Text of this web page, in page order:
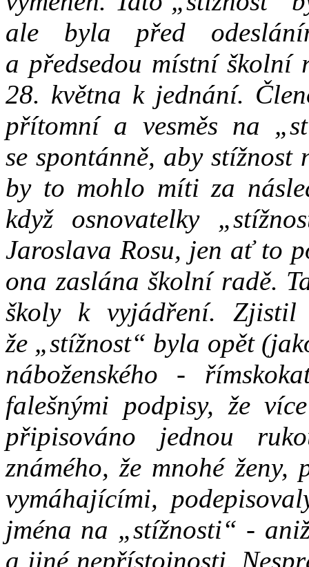
ale byla před
a předsedou místní školní
28. května k jednání.
přítomní a vesměs na
se spontánně, aby
by to mohlo míti za
když osnovatelky
Jaroslava Rosu, jen ať to
ona zaslána školní radě.
školy k vyjádření. Zjistil
že „stížnost“ byla opět
náboženského -
falešnými podpisy, že
připisováno jednou
známého, že mnohé
vymáhajícími,
jména na „stížnosti“ -
a jiné nepřístojnosti.